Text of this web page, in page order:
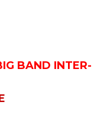
BAND INTER-